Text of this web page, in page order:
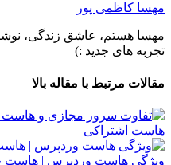
مهسا کاظمی پور
مهسا هستم، عاشق زندگی،
تجربه های جدید :)
مقالات مرتبط با مقاله بالا
هاست اشتراکی
ویژگی‌ هاست وردپرس | هاست